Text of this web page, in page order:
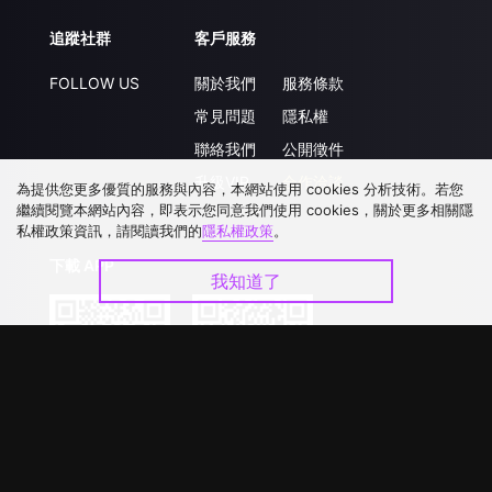
追蹤社群
FOLLOW US
客戶服務
關於我們
常見問題
聯絡我們
升級VIP
服務條款
隱私權
公開徵件
合作洽談
下載 APP
為提供您更多優質的服務與內容，本網站使用 cookies 分析技術。若您
繼續閱覽本網站內容，即表示您同意我們使用 cookies，關於更多相關隱
私權政策資訊，請閱讀我們的隱私權政策。
我知道了